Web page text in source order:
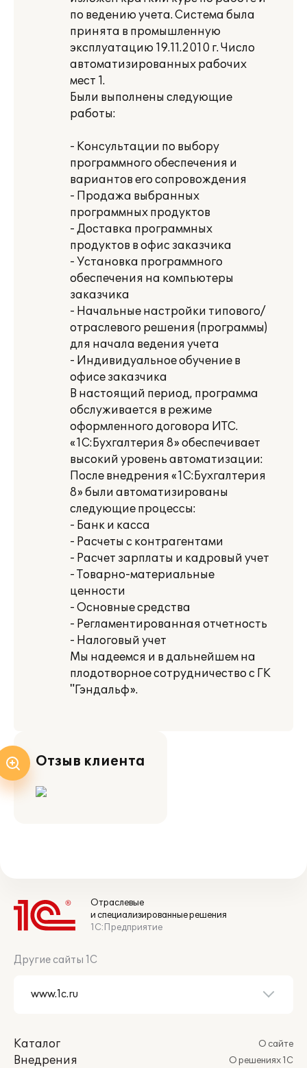
по ведению учета. Система была
принята в промышленную
эксплуатацию 19.11.2010 г. Число
автоматизированных рабочих
мест 1.
Были выполнены следующие
работы:
- Консультации по выбору
программного обеспечения и
вариантов его сопровождения
- Продажа выбранных
программных продуктов
- Доставка программных
продуктов в офис заказчика
- Установка программного
обеспечения на компьютеры
заказчика
- Начальные настройки типового/
отраслевого решения (программы)
для начала ведения учета
- Индивидуальное обучение в
офисе заказчика
В настоящий период, программа
обслуживается в режиме
оформленного договора ИТС.
«1С:Бухгалтерия 8» обеспечивает
высокий уровень автоматизации:
После внедрения «1С:Бухгалтерия
8» были автоматизированы
следующие процессы:
- Банк и касса
- Расчеты с контрагентами
- Расчет зарплаты и кадровый учет
- Товарно-материальные
ценности
- Основные средства
- Регламентированная отчетность
- Налоговый учет
Мы надеемся и в дальнейшем на
плодотворное сотрудничество с ГК
"Гэндальф».
Отзыв клиента
Отраслевые
и специализированные решения
1С:Предприятие
Другие сайты 1С
Каталог
Внедрения
О сайте
О решениях 1С